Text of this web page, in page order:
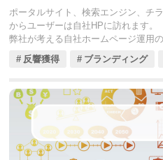
ポータルサイト、検索エンジン、チ
からユーザーは自社HPに訪れます。
弊社が考える自社ホームページ運用
して自社HPを活用（経営）」しても
反響獲得 ブランディング